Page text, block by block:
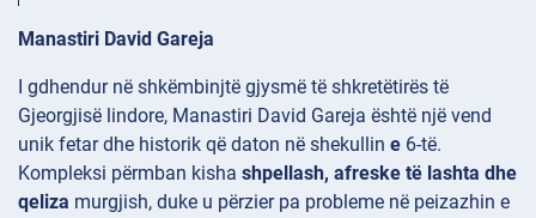
Manastiri David Gareja
I gdhendur në shkëmbinjtë gjysmë të shkretëtirës të
Gjeorgjisë lindore, Manastiri David Gareja është një vend
unik fetar dhe historik që daton në shekullin e 6-të.
Kompleksi përmban kisha shpellash, afreske të lashta dhe
qeliza murgjish, duke u përzier pa probleme në peizazhin e